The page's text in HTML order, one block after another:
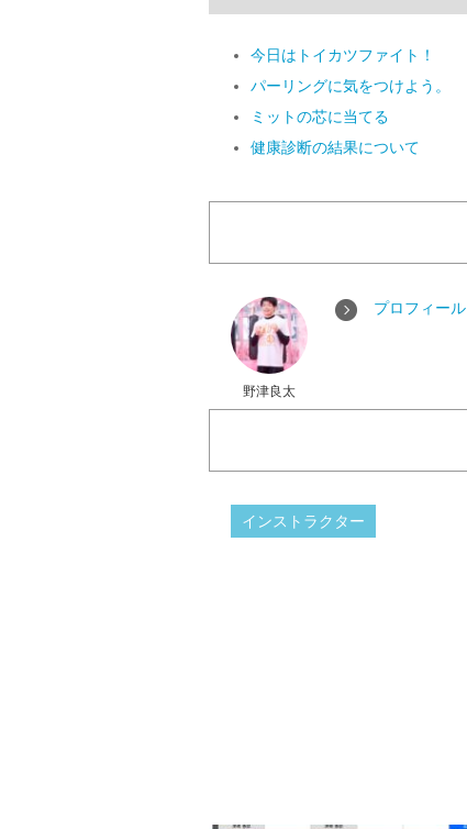
今日はトイカツファイト！
パーリングに気をつけよう。
ミットの芯に当てる
健康診断の結果について
野津良太
プロフィール
インストラクター